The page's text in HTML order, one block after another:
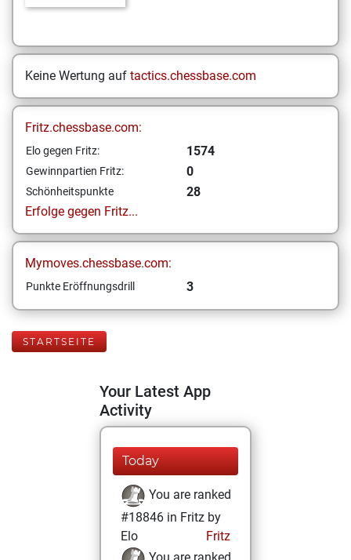
Keine Wertung auf tactics.chessbase.com
Fritz.chessbase.com:
Elo gegen Fritz: 1574
Gewinnpartien Fritz: 0
Schönheitspunkte
28
Erfolge gegen Fritz...
Mymoves.chessbase.com:
Punkte Eröffnungsdrill 3
STARTSEITE
Your Latest App
Activity
Today
You are ranked
#18846 in Fritz by
Elo
Fritz